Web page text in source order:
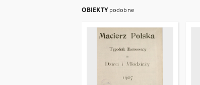
OBIEKTY podobne